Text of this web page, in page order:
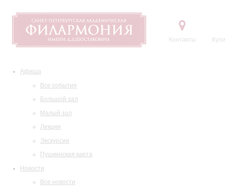
Контакты
Афиша
Все события
Большой зал
Малый зал
Лекции
Экскурсии
Пушкинская карта
Новости
Все новости